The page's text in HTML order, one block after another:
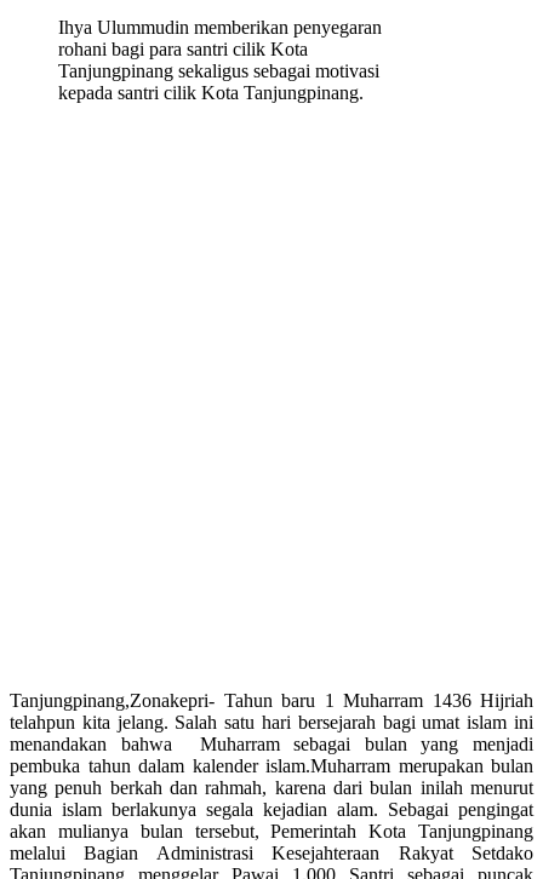
Ihya Ulummudin memberikan penyegaran
rohani bagi para santri cilik Kota
Tanjungpinang sekaligus sebagai motivasi
kepada santri cilik Kota Tanjungpinang.
Tanjungpinang,Zonakepri- Tahun baru 1 Muharram 1436 Hijriah
telahpun kita jelang. Salah satu hari bersejarah bagi umat islam ini
menandakan bahwa Muharram sebagai bulan yang menjadi
pembuka tahun dalam kalender islam.Muharram merupakan bulan
yang penuh berkah dan rahmah, karena dari bulan inilah menurut
dunia islam berlakunya segala kejadian alam. Sebagai pengingat
akan mulianya bulan tersebut, Pemerintah Kota Tanjungpinang
melalui Bagian Administrasi Kesejahteraan Rakyat Setdako